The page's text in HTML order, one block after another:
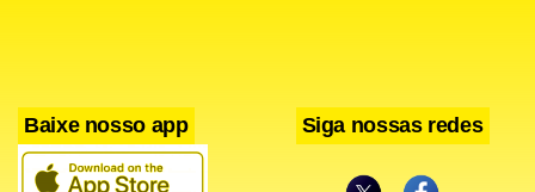
Baixe nosso app Siga nossas redes